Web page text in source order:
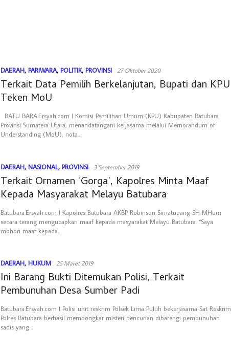
DAERAH, PARIWARA, POLITIK, PROVINSI 27 Oktober 2020
Terkait Data Pemilih Berkelanjutan, Bupati dan KPU
Teken MoU
BATU BARA.Ersyah.com l Komisi Pemilihan Umum (KPU) Kabupaten Batubara
Provinsi Sumatera Utara, menandatangani kerjasama melalui Memorandum of
Understanding (MoU), nota…
DAERAH, NASIONAL, PROVINSI 3 September 2019
Terkait Ornamen ‘Gorga’, Kapolres Minta Maaf
Kepada Masyarakat Melayu Batubara
Batubara.Ersyah.com l Kapolres Batubara AKBP Robinson Simatupang SH MHum
secara terang mengucapkan maaf kepada masyarakat Melayu Batubara. “Saya
mohon maaf kepada…
DAERAH, HUKUM 25 Maret 2019
Ini Barang Bukti Ditemukan Polisi, Terkait
Pembunuhan Desa Sumber Padi
Batubara.Ersyah.com l Polisi unit reskrim Polsek Lima Puluh bekerjasama Sat Reskrim
Polres Batubara berhasil membongkar misteri pencurian dibarengi pembunuhan
sadis yang…